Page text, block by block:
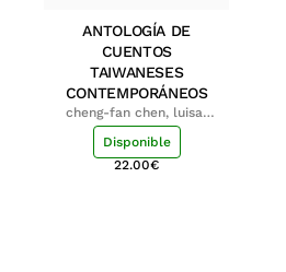
ANTOLOGÍA DE
CUENTOS
TAIWANESES
CONTEMPORÁNEOS
cheng-fan chen, luisa;
shu-ying chang, luisa
Disponible
22.00€